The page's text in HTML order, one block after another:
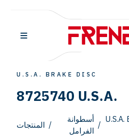
U.S.A. BRAKE DISC
8725740 U.S.A.
المنتجات /
أسطوانة
الفرامل
/
U.S.A.